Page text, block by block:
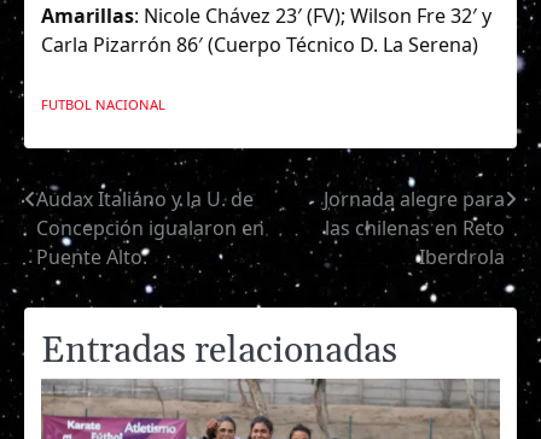
Amarillas: Nicole Chávez 23′ (FV); Wilson Fre 32′ y
Carla Pizarrón 86′ (Cuerpo Técnico D. La Serena)
FUTBOL NACIONAL
Navegación
de
entradas
Audax Italiano y la U. de
Concepción igualaron en
Puente Alto.
Jornada alegre para
las chilenas en Reto
Iberdrola
Entradas relacionadas